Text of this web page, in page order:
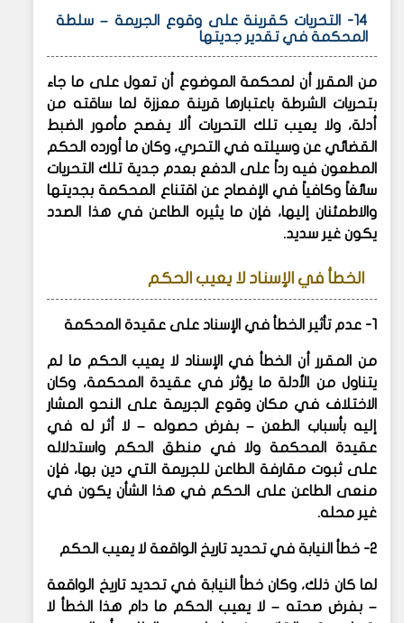
14- التحريات كقرينة على وقوع الجريمة – سلطة
المحكمة في تقدير جديتها
من المقرر أن لمحكمة الموضوع أن تعول على ما جاء
بتحريات الشرطة باعتبارها قرينة معززة لما ساقته من
أدلة، ولا يعيب تلك التحريات ألا يفصح مأمور الضبط
القضائي عن وسيلته في التحري، وكان ما أورده الحكم
المطعون فيه رداً على الدفع بعدم جدية تلك التحريات
سائغاً وكافياً في الإفصاح عن اقتناع المحكمة بجديتها
والاطمئنان إليها، فإن ما يثيره الطاعن في هذا الصدد
يكون غير سديد.
الخطأ في الإسناد لا يعيب الحكم
1- عدم تأثير الخطأ في الإسناد على عقيدة المحكمة
من المقرر أن الخطأ في الإسناد لا يعيب الحكم ما لم
يتناول من الأدلة ما يؤثر في عقيدة المحكمة، وكان
الاختلاف في مكان وقوع الجريمة على النحو المشار
إليه بأسباب الطعن – بفرض حصوله – لا أثر له في
عقيدة المحكمة ولا في منطق الحكم واستدلاله
على ثبوت مقارفة الطاعن للجريمة التي دين بها، فإن
منعى الطاعن على الحكم في هذا الشأن يكون في
غير محله.
2- خطأ النيابة في تحديد تاريخ الواقعة لا يعيب الحكم
لما كان ذلك، وكان خطأ النيابة في تحديد تاريخ الواقعة
– بفرض صحته – لا يعيب الحكم ما دام هذا الخطأ لا